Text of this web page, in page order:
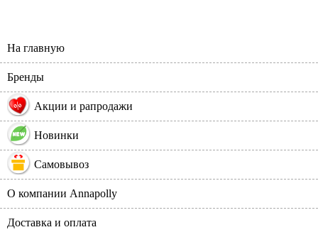
На главную
Бренды
% Акции и рапродажи
Новинки
Самовывоз
О компании Annapolly
Доставка и оплата